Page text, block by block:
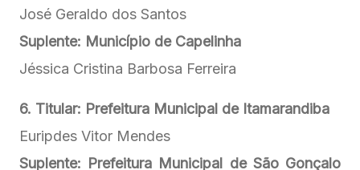
José Geraldo dos Santos
Suplente: Município de Capelinha
Jéssica Cristina Barbosa Ferreira
6. Titular: Prefeitura Municipal de Itamarandiba
Euripdes Vitor Mendes
Suplente: Prefeitura Municipal de São Gonçalo